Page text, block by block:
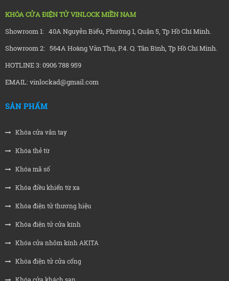
KHÓA CỬA ĐIỆN TỬ VINLOCK MIỀN NAM
Showroom 1: 40A Nguyễn Biểu, Phường 1, Quận 5, Tp Hồ Chí Minh.
Showroom 2: 564A Hoàng Văn Thụ, P.4. Q. Tân Bình, Tp Hồ Chí Minh.
HOTLINE 3: 0906 788 959
EMAIL: vinlockad@gmail.com
SẢN PHẨM
Khóa cửa vân tay
Khóa thẻ từ
Khóa mã số
Khóa điều khiển từ xa
Khóa điện tử thương hiệu
Khóa điện tử cửa kính
Khóa cửa nhôm kính AKITA
Khóa điện tử cửa cổng